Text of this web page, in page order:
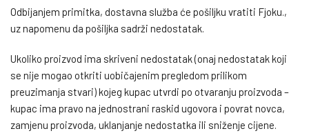
Odbijanjem primitka, dostavna služba će pošiljku vratiti Fjoku.,
uz napomenu da pošiljka sadrži nedostatak.
Ukoliko proizvod ima skriveni nedostatak (onaj nedostatak koji
se nije mogao otkriti uobičajenim pregledom prilikom
preuzimanja stvari) kojeg kupac utvrdi po otvaranju proizvoda –
kupac ima pravo na jednostrani raskid ugovora i povrat novca,
zamjenu proizvoda, uklanjanje nedostatka ili sniženje cijene.